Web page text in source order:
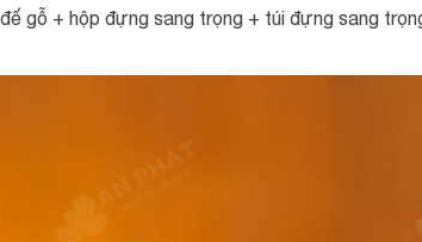
gỗ + hộp đựng sang trọng + túi đựng sang